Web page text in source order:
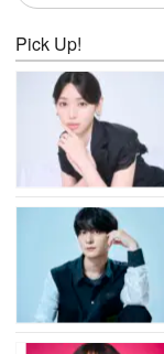
Pick Up!